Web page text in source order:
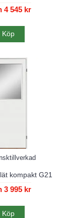
4 545 kr
Köp
kompakt G21
3 995 kr
Köp